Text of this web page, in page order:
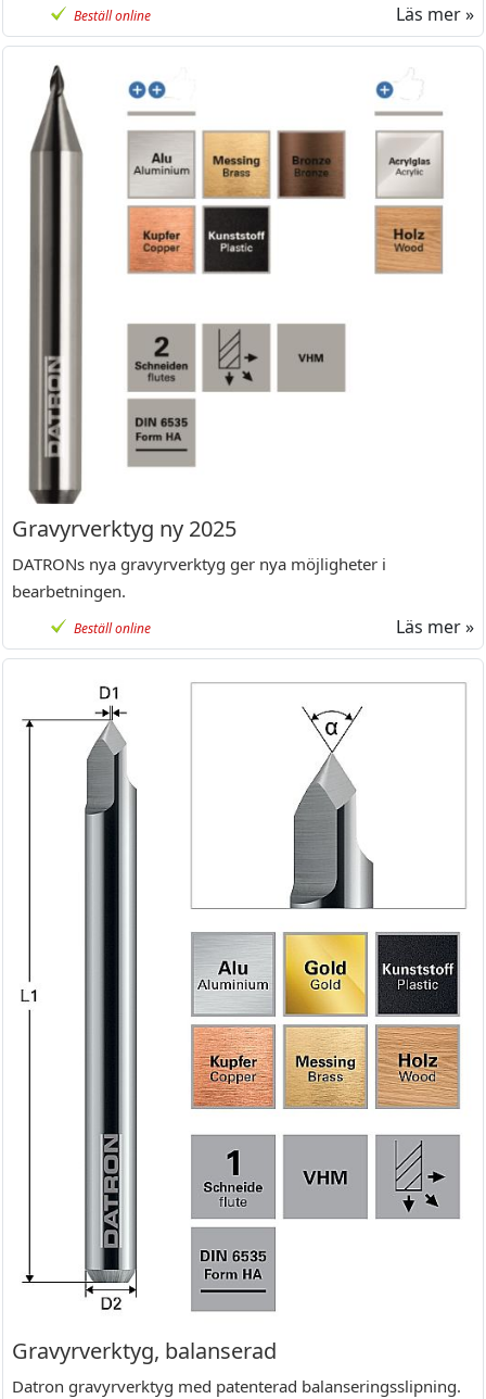
Beställ online Läs mer »
Gravyrverktyg ny 2025
DATRONs nya gravyrverktyg ger nya möjligheter i
bearbetningen.
Beställ online Läs mer »
Gravyrverktyg, balanserad
Datron gravyrverktyg med patenterad balanseringsslipning.